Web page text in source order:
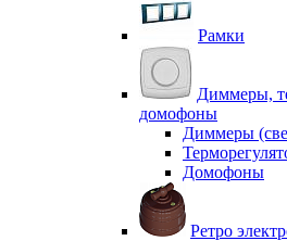
Рамки
Диммеры,
домофоны
Диммеры
Домофоны
Ретро